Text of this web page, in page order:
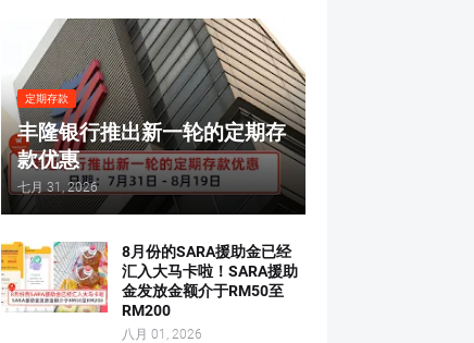
定期存款
丰隆银行推出新一轮的定期存
款优惠
七月 31, 2026
8月份的SARA援助金已经
汇入大马卡啦！SARA援助
金发放金额介于RM50至
RM200
八月 01, 2026